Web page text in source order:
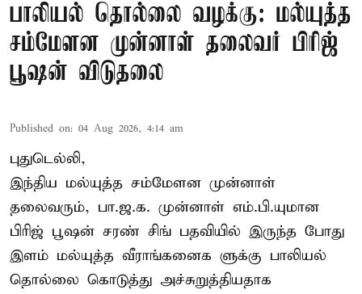
பாலியல் தொல்லை வழக்கு: மல்யுத்த
சம்மேளன முன்னாள் தலைவர் பிரிஜ்
பூஷன் விடுதலை
Published on: 04 Aug 2026, 4:14 am
புதுடெல்லி,
இந்திய மல்யுத்த சம்மேளன முன்னாள்
தலைவரும், பா.ஜ.க. முன்னாள் எம்.பி.யுமான
பிரிஜ் பூஷன் சரண் சிங் பதவியில் இருந்த போது
இளம் மல்யுத்த வீராங்கனைக ளுக்கு பாலியல்
தொல்லை கொடுத்து அச்சுறுத்தியதாக